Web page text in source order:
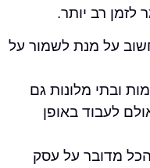
לשמור על
גם
באופן
על עסק